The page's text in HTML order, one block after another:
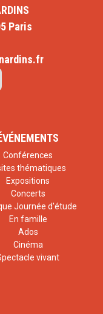
Paris
Conférences
thématiques
Expositions
Concerts
Journée d'étude
En famille
Ados
Cinéma
vivant